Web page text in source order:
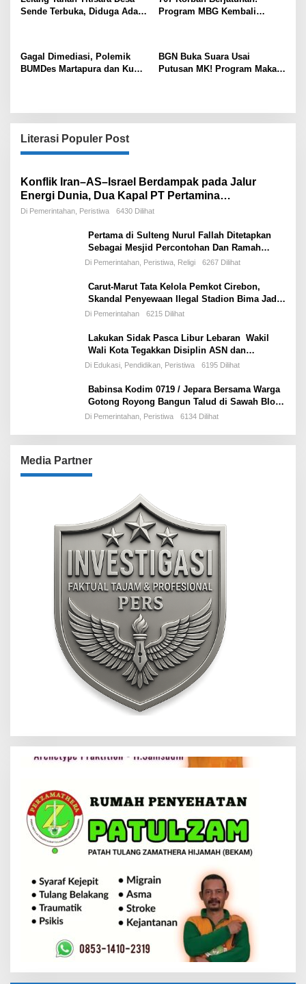
MILIAR, NAIK TAJAM DALAM
HITUNGAN TAHUN
Sende Terbuka, Diduga Ada
Program MBG Kembali
Dipertanyakan
Gagal Dimediasi, Polemik
BUMDes Martapura dan Kuwu
BGN Buka Suara Usai
Putusan MK! Program Makan
Literasi Populer Post
Konflik Iran–AS–Israel Berdampak pada Jalur
Energi Dunia, Dua Kapal PT Pertamina
International Shipping Tertahan di Selat Hormuz
Di Pemerintahan, Peristiwa 6430 Dilihat
Pertama di Sulteng Nurul Fallah Ditetapkan
Sebagai Mesjid Percontohan Dan Ramah
Musafir.
Di Pemerintahan, Peristiwa, Religi 6267 Dilihat
Carut-Marut Tata Kelola Pemkot Cirebon,
Skandal Penyewaan Ilegal Stadion Bima Jadi
Ujian Perdana Wali Kota Effendi Edo
Di Pemerintahan 6215 Dilihat
Lakukan Sidak Pasca Libur Lebaran Wakil
Wali Kota Tegakkan Disiplin ASN dan
Pelayanan Publik
Di Edukasi, Pendidikan, Peristiwa 6195 Dilihat
Babinsa Kodim 0719 / Jepara Bersama Warga
Gotong Royong Bangun Talud di Sawah Blok
Benad, Desa Sidigede
Di Pemerintahan, Peristiwa 6134 Dilihat
Media Partner